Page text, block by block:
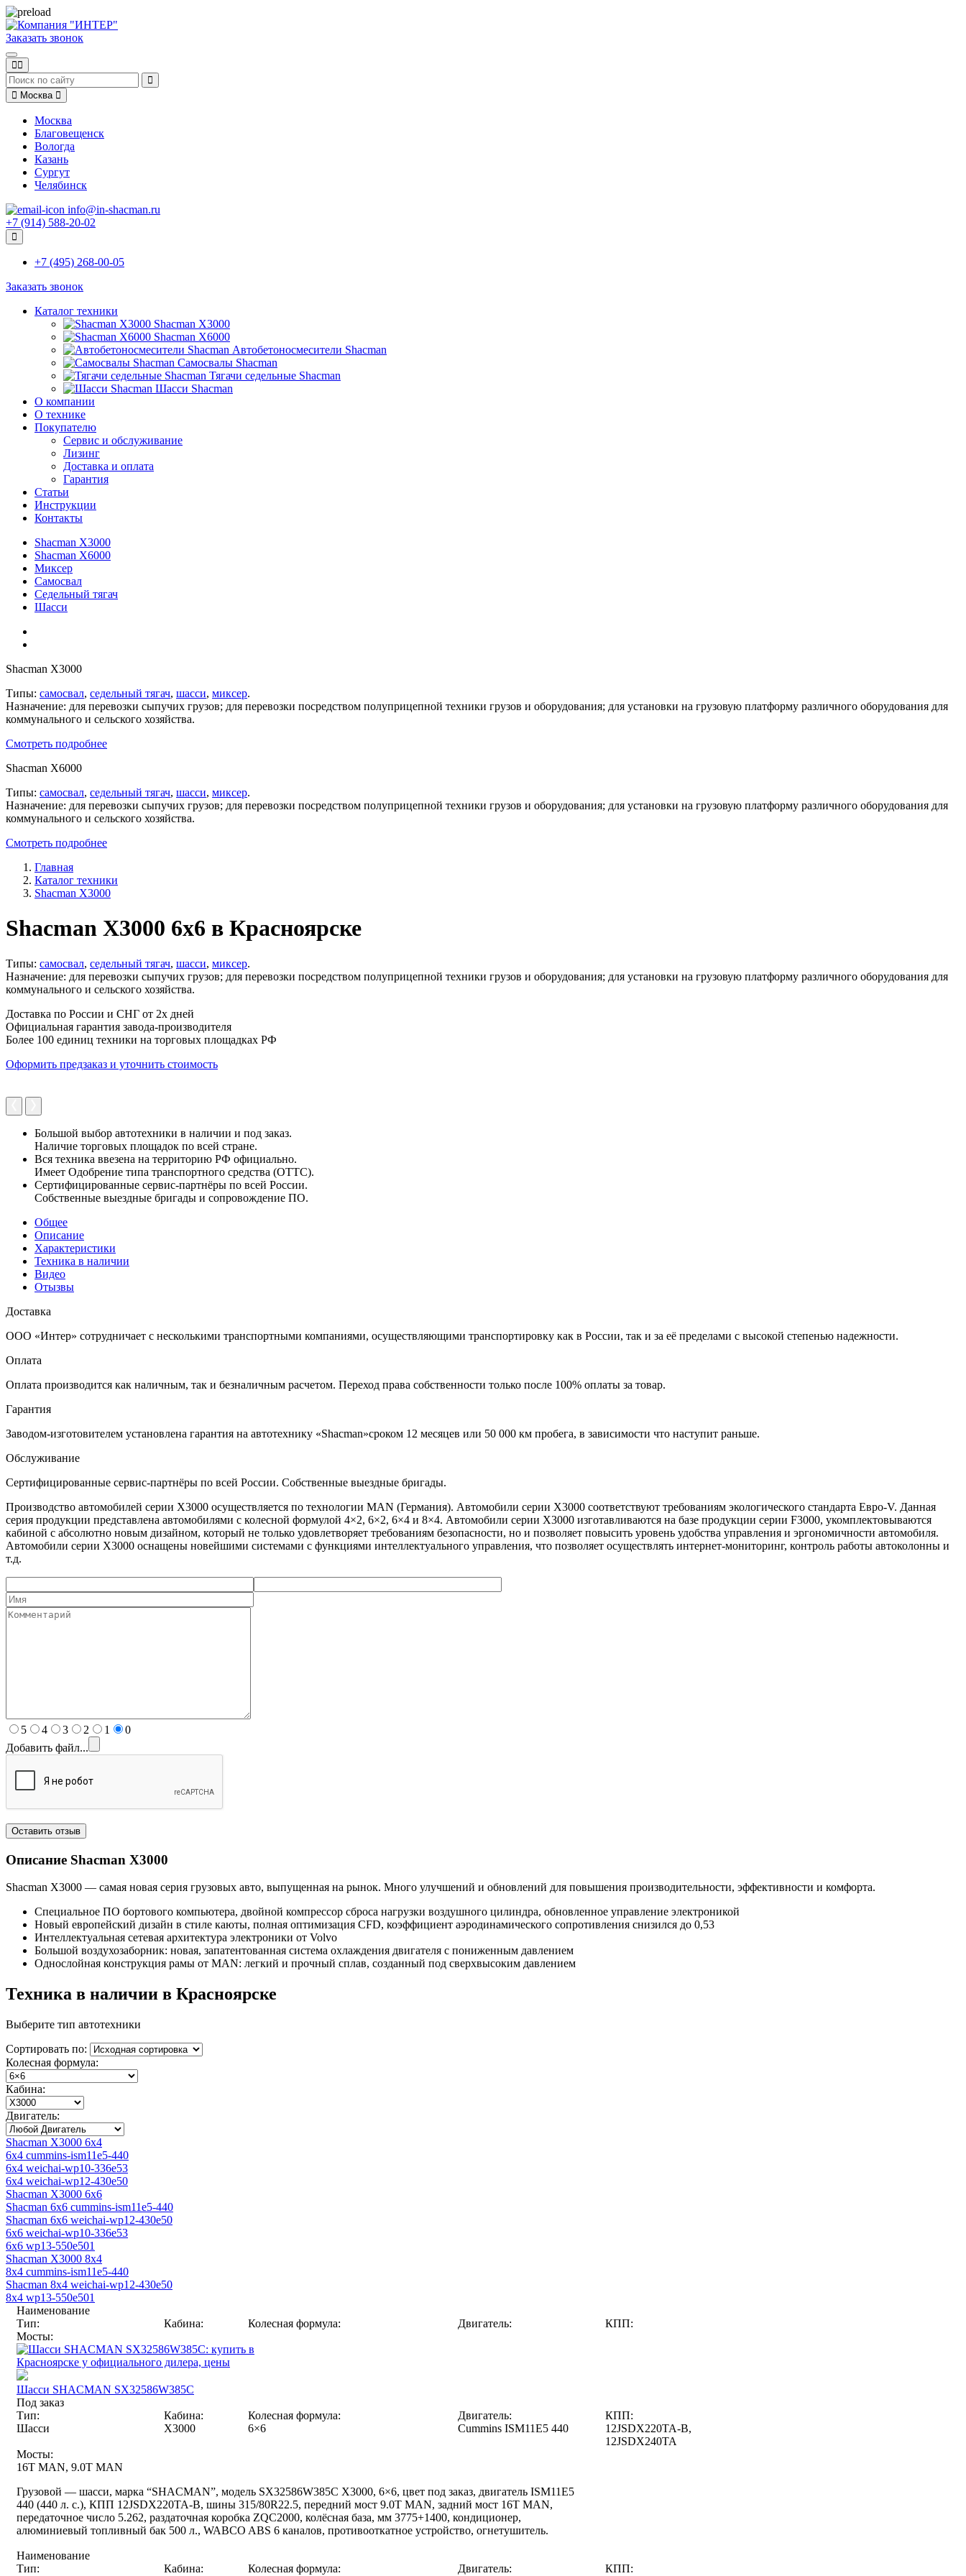
Заказать звонок
Москва
Москва
Благовещенск
Вологда
Казань
Сургут
Челябинск
info@in-shacman.ru
+7 (914) 588-20-02
+7 (495) 268-00-05
Заказать звонок
Каталог техники
Shacman X3000
Shacman X6000
Автобетоносмесители Shacman
Самосвалы Shacman
Тягачи седельные Shacman
Шасси Shacman
О компании
О технике
Покупателю
Сервис и обслуживание
Лизинг
Доставка и оплата
Гарантия
Статьи
Инструкции
Контакты
Shacman X3000
Shacman X6000
Миксер
Самосвал
Седельный тягач
Шасси
Shacman X3000
Типы: самосвал, седельный тягач, шасси, миксер.
Назначение: для перевозки сыпучих грузов; для перевозки посредством полуприцепной техники грузов и оборудования; для установки на грузовую платформу различного оборудования для
коммунального и сельского хозяйства.
Смотреть подробнее
Shacman X6000
Типы: самосвал, седельный тягач, шасси, миксер.
Назначение: для перевозки сыпучих грузов; для перевозки посредством полуприцепной техники грузов и оборудования; для установки на грузовую платформу различного оборудования для
коммунального и сельского хозяйства.
Смотреть подробнее
Главная
Каталог техники
Shacman X3000
Shacman X3000 6x6 в Красноярске
Типы: самосвал, седельный тягач, шасси, миксер.
Назначение: для перевозки сыпучих грузов; для перевозки посредством полуприцепной техники грузов и оборудования; для установки на грузовую платформу различного оборудования для
коммунального и сельского хозяйства.
Доставка по России и СНГ от 2х дней
Официальная гарантия завода-производителя
Более 100 единиц техники на торговых площадках РФ
Оформить предзаказ и уточнить стоимость
Большой выбор автотехники в наличии и под заказ.
Наличие торговых площадок по всей стране.
Вся техника ввезена на территорию РФ официально.
Имеет Одобрение типа транспортного средства (ОТТС).
Сертифицированные сервис-партнёры по всей России.
Собственные выездные бригады и сопровождение ПО.
Общее
Описание
Характеристики
Техника в наличии
Видео
Отызвы
Доставка
ООО «Интер» сотрудничает с несколькими транспортными компаниями, осуществляющими транспортировку как в России, так и за её пределами с высокой степенью надежности.
Оплата
Оплата производится как наличным, так и безналичным расчетом. Переход права собственности только после 100% оплаты за товар.
Гарантия
Заводом-изготовителем установлена гарантия на автотехнику «Shacman»сроком 12 месяцев или 50 000 км пробега, в зависимости что наступит раньше.
Обслуживание
Сертифицированные сервис-партнёры по всей России. Собственные выездные бригады.
Производство автомобилей серии X3000 осуществляется по технологии MAN (Германия). Автомобили серии X3000 соответствуют требованиям экологического стандарта Евро-V. Данная
серия продукции представлена автомобилями с колесной формулой 4×2, 6×2, 6×4 и 8×4. Автомобили серии X3000 изготавливаются на базе продукции серии F3000, укомплектовываются
кабиной с абсолютно новым дизайном, который не только удовлетворяет требованиям безопасности, но и позволяет повысить уровень удобства управления и эргономичности автомобиля.
Автомобили серии X3000 оснащены новейшими системами с функциями интеллектуального управления, что позволяет осуществлять интернет-мониторинг, контроль работы автоколонны и
т.д.
5 4 3 2 1
0
Добавить файл...
Описание Shacman X3000
Shacman X3000 — самая новая серия грузовых авто, выпущенная на рынок. Много улучшений и обновлений для повышения производительности, эффективности и комфорта.
Специальное ПО бортового компьютера, двойной компрессор сброса нагрузки воздушного цилиндра, обновленное управление электроникой
Новый европейский дизайн в стиле каюты, полная оптимизация CFD, коэффициент аэродинамического сопротивления снизился до 0,53
Интеллектуальная сетевая архитектура электроники от Volvo
Большой воздухозаборник: новая, запатентованная система охлаждения двигателя с пониженным давлением
Однослойная конструкция рамы от MAN: легкий и прочный сплав, созданный под сверхвысоким давлением
Техника в наличии в Красноярске
Выберите тип автотехники
Сортировать по:
Колесная формула:
Кабина:
Двигатель:
Shacman X3000 6x4
6x4 cummins-ism11e5-440
6x4 weichai-wp10-336e53
6x4 weichai-wp12-430e50
Shacman X3000 6x6
Shacman 6x6 cummins-ism11e5-440
Shacman 6x6 weichai-wp12-430e50
6x6 weichai-wp10-336e53
6x6 wp13-550e501
Shacman X3000 8x4
8x4 cummins-ism11e5-440
Shacman 8x4 weichai-wp12-430e50
8x4 wp13-550e501
Наименование
Тип:
Кабина: Колесная формула: Двигатель:
КПП:
Мосты:
Шасси SHACMAN SX32586W385С
Под заказ
Тип:
Шасси
Кабина:
X3000
Колесная формула:
6×6
Двигатель:
Cummins ISM11E5 440
КПП:
12JSDX220TA-B,
12JSDX240TA
Мосты:
16T MAN, 9.0T MAN
Грузовой — шасси, марка “SHACMAN”, модель SX32586W385C X3000, 6×6, цвет под заказ, двигатель ISM11E5
440 (440 л. с.), КПП 12JSDX220TA-B, шины 315/80R22.5, передний мост 9.0T MAN, задний мост 16T MAN,
передаточное число 5.262, раздаточная коробка ZQC2000, колёсная база, мм 3775+1400, кондиционер,
алюминиевый топливный бак 500 л., WABCO ABS 6 каналов, противооткатное устройство, огнетушитель.
Наименование
Тип:
Кабина: Колесная формула: Двигатель:
КПП: